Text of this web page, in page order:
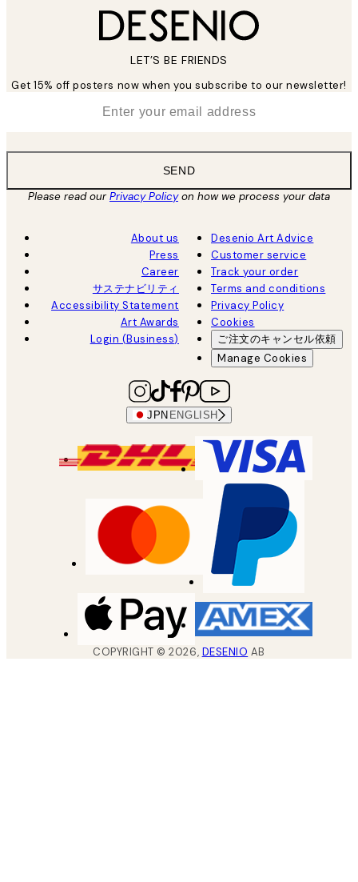
LET’S BE FRIENDS
Get 15% off posters now when you subscribe to our newsletter!
SEND
Please read ourPrivacy Policyon how we process your data
About us
Press
Career
サステナビリティ
Accessibility Statement
Art Awards
Login (Business)
Desenio Art Advice
Customer service
Track your order
Terms and conditions
Privacy Policy
Cookies
ご注文のキャンセル依頼
Manage Cookies
JPN ENGLISH
COPYRIGHT ©2026, DESENIO AB